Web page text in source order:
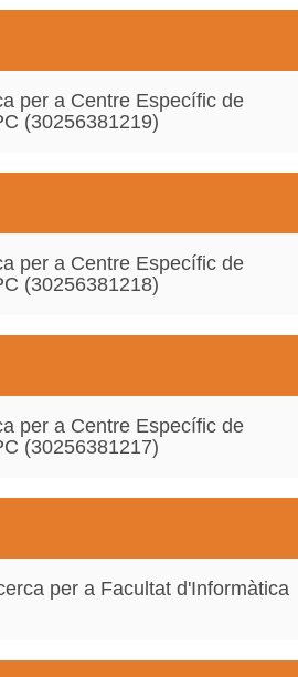
per a Centre Específic de
(30256381219)
per a Centre Específic de
(30256381218)
per a Centre Específic de
(30256381217)
per a Facultat d'Informàtica